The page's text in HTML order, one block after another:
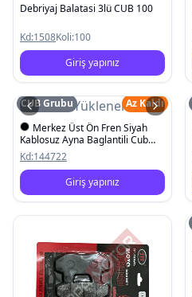
Debriyaj Balatasi 3lü CUB 100
Kd:1508Koli:100
Giriş yapınız
Resim Yüklenemedi
CUB Grubu
Az Kaldı
Merkez Üst Ön Fren Siyah
Kablosuz Ayna Baglantili Cub
KH100 Siyah
Kd:144722
Giriş yapınız